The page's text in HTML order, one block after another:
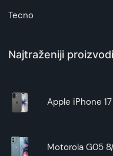
Tecno
Najtraženiji proizvodi
Apple iPhone
Motorola G05